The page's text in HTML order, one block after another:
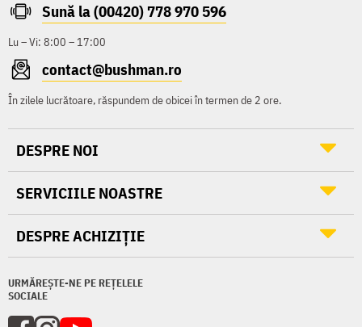
Sună la (00420) 778 970 596
Lu – Vi: 8:00 – 17:00
contact@bushman.ro
În zilele lucrătoare, răspundem de obicei în termen de 2 ore.
URMĂREȘTE-NE PE REȚELELE
SOCIALE
DESPRE NOI
SERVICIILE NOASTRE
DESPRE ACHIZIȚIE